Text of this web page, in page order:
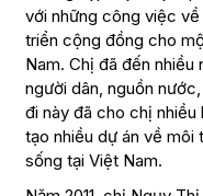
với những công việc
triển cộng đồng cho
Nam. Chị đã đến
người dân, nguồn
đi này đã cho chị nhiều
tạo nhiều dự án về
sống tại Việt Nam.